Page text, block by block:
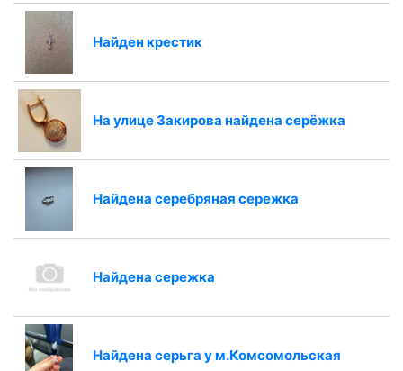
Найден крестик
На улице Закирова найдена серёжка
Найдена серебряная сережка
Найдена сережка
Найдена серьга у м.Комсомольская